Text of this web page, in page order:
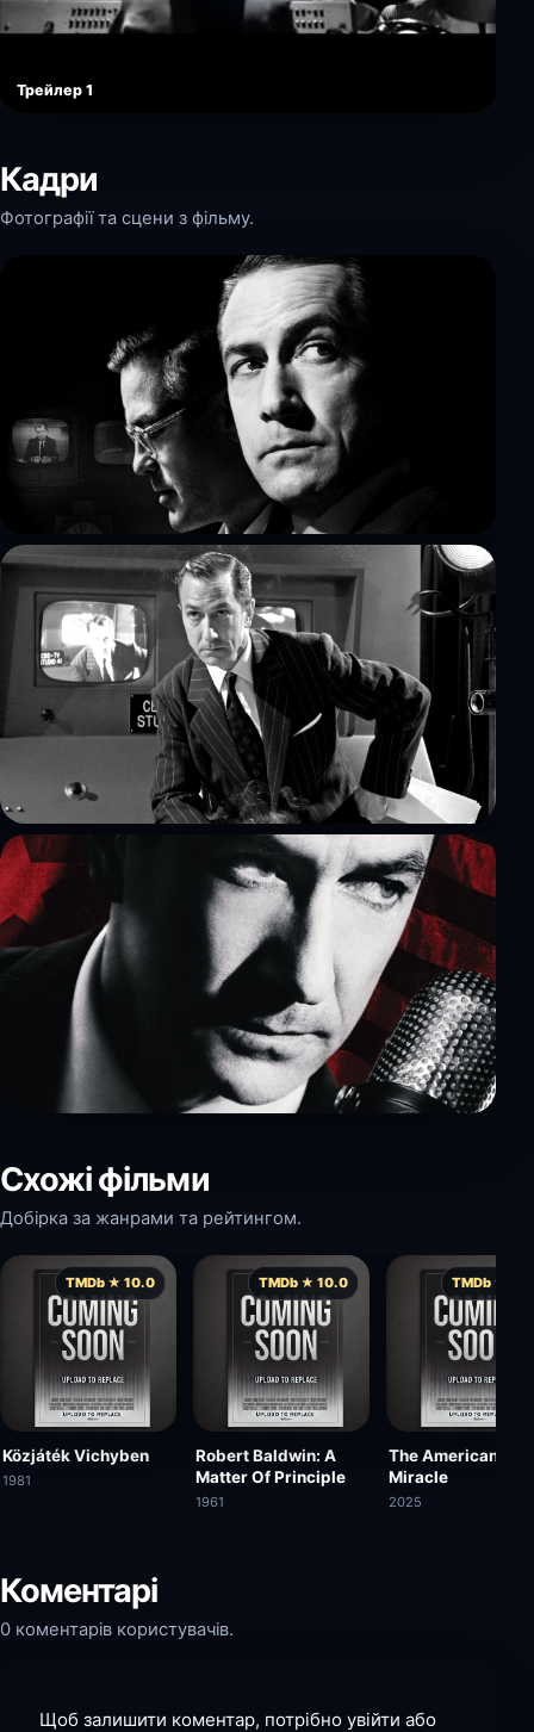
Трейлер 1
Кадри
Фотографії та сцени з фільму.
Схожі фільми
Добірка за жанрами та рейтингом.
TMDb ★ 10.0
Közjáték Vichyben
1981
TMDb ★ 10.0
Robert Baldwin: A
Matter Of Principle
1961
TMDb ★
The American
Miracle
2025
Коментарі
0 коментарів користувачів.
Щоб залишити коментар, потрібно увійти або